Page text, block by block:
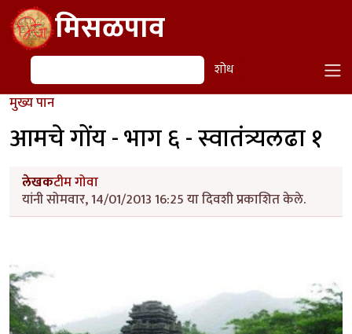
Skip to main contentमिसळपाव
शोध शोध
मुख्य पान
आमचे गोंय - भाग ६ - स्वातंत्र्यलढा १
लेखकटीम गोवा
यांनी सोमवार, 14/01/2013 16:25 या दिवशी प्रकाशित केले.